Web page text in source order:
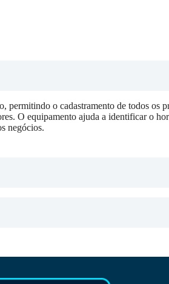
permitindo o cadastramento de todos os
O equipamento ajuda a identificar o
negócios.